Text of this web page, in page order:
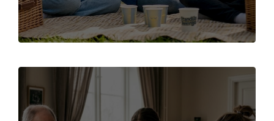
2026! Lär dig hur
de bygger
gemenskap, driver
demokratisk dialog.